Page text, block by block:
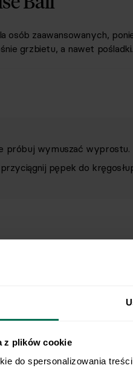
z plików cookie
do spersonalizowania
osób zaawansowanych,
grzbietu, a nawet pośladki.
próbuj wymuszać wyprostu.
pępek do